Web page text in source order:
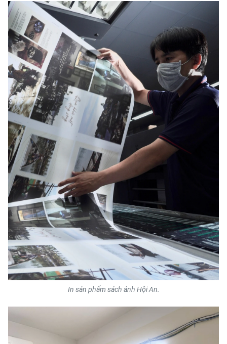
Media Y tế
Media Khoa học - Công nghệ
Media Môi trường
Ảnh
Infographic
TIN MỚI
TIN ĐỊA PHƯƠNG
Trung du và miền núi phía Bắc
Đồng bằng sông Hồng
Bắc Trung Bộ
Duyên hải Nam Trung Bộ và Tây
Nguyên
Đông Nam Bộ
In sản phẩm sách ảnh Hội An.